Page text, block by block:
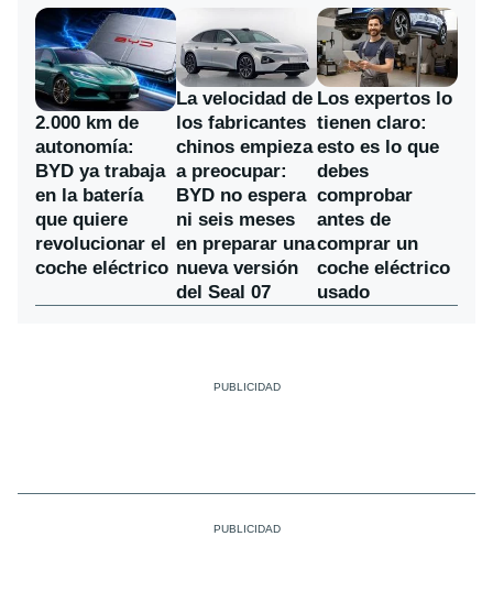
2.000 km de
autonomía:
BYD ya trabaja
en la batería
que quiere
revolucionar el
coche eléctrico
La velocidad de
los fabricantes
chinos empieza
a preocupar:
BYD no espera
ni seis meses
en preparar una
nueva versión
del Seal 07
Los expertos lo
tienen claro:
esto es lo que
debes
comprobar
antes de
comprar un
coche eléctrico
usado